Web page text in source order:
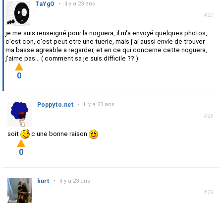
#27
TaYgO • il y a 23 ans
je me suis renseigné pour la noguera, il m'a envoyé quelques photos,
c'est con, c'est peut etre une tuerie, mais j'ai aussi envie de trouver
ma basse agreable a regarder, et en ce qui concerne cette noguera,
j'aime pas... ( comment sa je suis difficile ?? )
0
#28
Poppyto.net • il y a 23 ans
soit c une bonne raison
0
#29
kurt • il y a 23 ans